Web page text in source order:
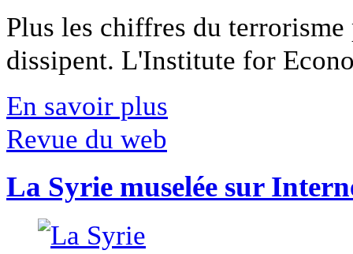
Plus les chiffres du
dissipent. L'Institute for
En savoir plus
Revue du web
La Syrie muselée sur